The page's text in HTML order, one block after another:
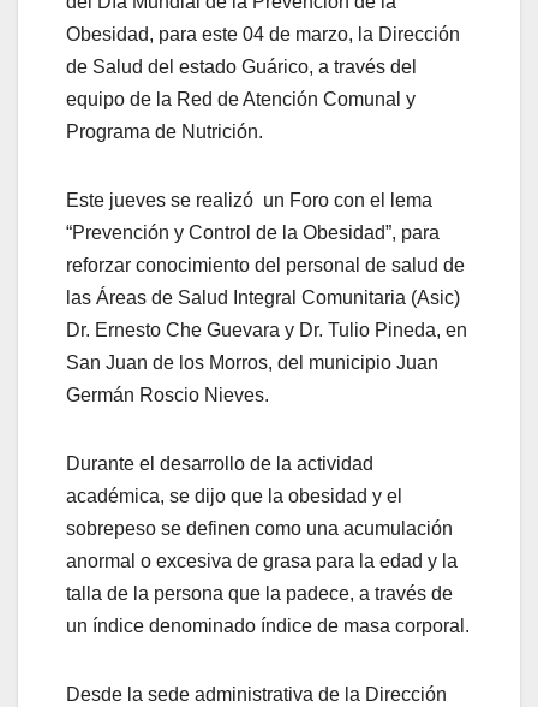
Obesidad, para este 04 de marzo, la Dirección
de Salud del estado Guárico, a través del
equipo de la Red de Atención Comunal y
Programa de Nutrición.
Este jueves se realizó un Foro con el lema
“Prevención y Control de la Obesidad”, para
reforzar conocimiento del personal de salud de
las Áreas de Salud Integral Comunitaria (Asic)
Dr. Ernesto Che Guevara y Dr. Tulio Pineda, en
San Juan de los Morros, del municipio Juan
Germán Roscio Nieves.
Durante el desarrollo de la actividad
académica, se dijo que la obesidad y el
sobrepeso se definen como una acumulación
anormal o excesiva de grasa para la edad y la
talla de la persona que la padece, a través de
un índice denominado índice de masa corporal.
Desde la sede administrativa de la Dirección